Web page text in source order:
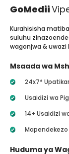
GoMedii
Kurahisisha
suluhu
wagonjwa &
Msaada wa
24x7*
Usaidizi wa
14+ Usaidizi
Huduma ya